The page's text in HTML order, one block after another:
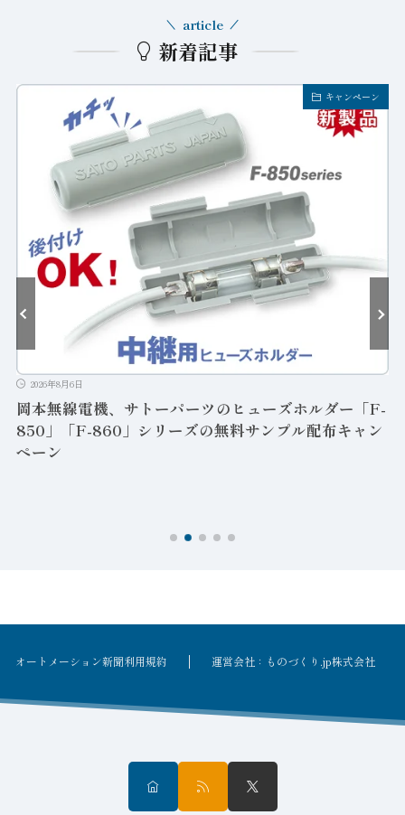
新着記事
article
キャンペーン
2026年8月6日
岡本無線電機、サトーパーツのヒューズホルダー「F-
850」「F-860」シリーズの無料サンプル配布キャン
ペーン
オートメーション新聞利用規約 運営会社：ものづくり.jp株式会社